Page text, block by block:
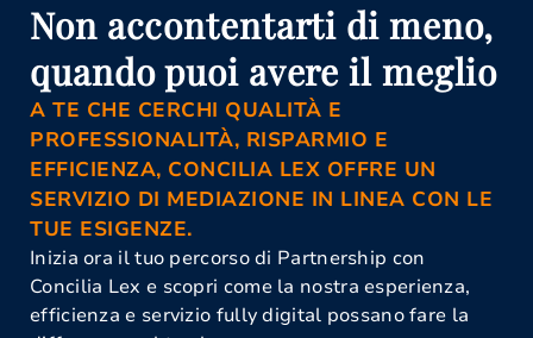
Alessandria
Mediazione Obbligatoria
Alessandria
Organismo Di Mediazione
Alessandria
Non accontentarti di meno,
quando puoi avere il meglio
A TE CHE CERCHI QUALITÀ E
PROFESSIONALITÀ, RISPARMIO E
EFFICIENZA, CONCILIA LEX OFFRE UN
SERVIZIO DI MEDIAZIONE IN LINEA CON LE
TUE ESIGENZE.
Inizia ora il tuo percorso di Partnership con
Concilia Lex e scopri come la nostra esperienza,
efficienza e servizio fully digital possano fare la